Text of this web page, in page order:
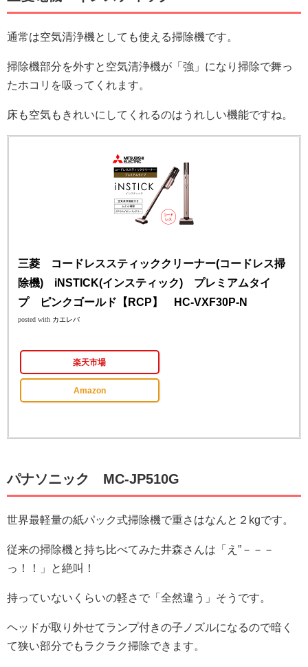
通常は空気清浄機としても使える掃除機です。
掃除機部分を外すと空気清浄機が「強」になり掃除で舞っ
たホコリを吸ってくれます。
床も空気もきれいにしてくれるのはうれしい機能ですね。
三菱 コードレススティッククリーナー(コードレス掃
除機) iNSTICK(インスティック) プレミアムタイ
プ ピンクゴールド【RCP】 HC-VXF30P-N
posted with カエレバ
楽天市場
Amazon
パナソニック MC-JP510G
世界最軽量の紙パック式掃除機で重さはなんと２kgです。
従来の掃除機と持ち比べてみた井森さんは「え”－－－
っ！！」と絶叫！
持っていないくらいの軽さで「全然違う」そうです。
ヘッドが取り外せてランプ付きの子ノズルになるので暗く
て狭い部分でもラクラク掃除できます。